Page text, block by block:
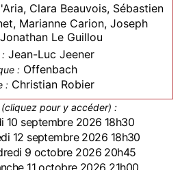
Clara Beauvois, Sébastien
Marianne Carion, Joseph
Le Guillou
: Jean-Luc Jeener
: Offenbach
: Christian Robier
pour y accéder) :
10 septembre 2026 18h30
12 septembre 2026 18h30
9 octobre 2026 20h45
11 octobre 2026 21h00